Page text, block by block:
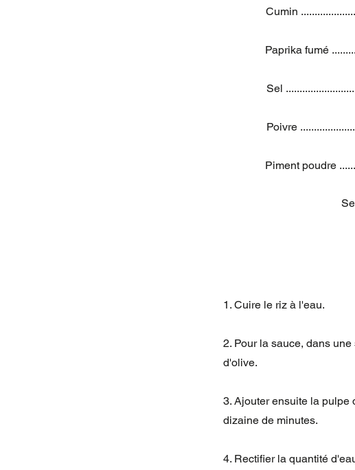
Cumin
Paprika fumé
Sel
Poivre
Piment poudre
1. Cuire le riz à l'eau.
2. Pour la sauce, dans
d'olive.
3. Ajouter ensuite la pulpe
dizaine de minutes.
4. Rectifier la quantité